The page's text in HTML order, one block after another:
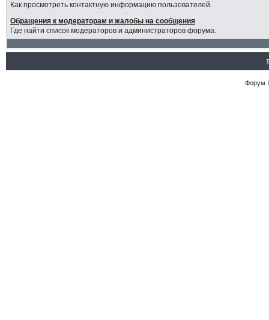
Как просмотреть контактную информацию пользователей.
Обращения к модераторам и жалобы на сообщения
Где найти список модераторов и администраторов форума.
Форум